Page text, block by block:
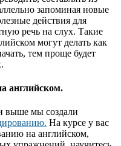
запоминая новые
действия для
речь на слух. Такие
могут делать как
тем проще будет
английском.
выше мы создали
На курсе у вас
на английском,